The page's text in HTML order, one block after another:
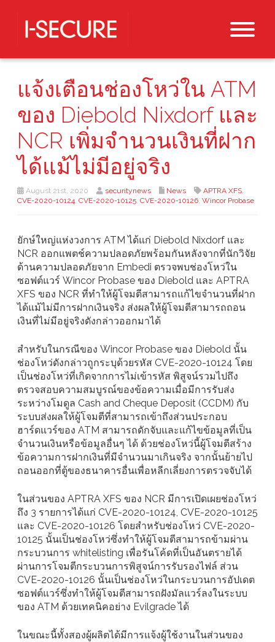
แจ้งเตือนช่องโหว่ใน ATM
ของ Diebold Nixdorf และ
NCR เพิ่มจำนวนเงินที่ฝาก
ได้แม้ไม่มีอยู่จริง
August 21st, 2020 securitynews News APTRA XFS,
CVE-2020-10124, CVE-2020-10125, CVE-2020-10126, Wincor Probase
ยักษ์ใหญ่แห่งวงการ ATM ได้แก่ Diebold Nixdorf และ
NCR ออกแพตช์ความปลอดภัยพร้อมกันหลังจากที่นักวิจัย
ด้านความปลอดภัยจาก Embedi ตรวจพบช่องโหว่ใน
ซอฟต์แวร์ Wincor Probase ของ Diebold และ APTRA
XFS ของ NCR ที่ทำให้ผู้โจมตีสามารถแก้ไขจำนวนที่ฝาก
ได้แม้ไม่มีการฝากเงินจริง ส่งผลให้ผู้โจมตีสามารถถอน
เงินที่ไม่มีอยู่จริงดังกล่าวออกมาได้
สำหรับในกรณีของ Wincor Probase ของ Diebold นั้น
ช่องโหว่ดังกล่าวถูกระบุด้วยรหัส CVE-2020-10124 โดย
เป็นช่องโหว่ที่เกิดจากการไม่เข้ารหัส พิสูจน์รวมไปถึง
ตรวจสอบความสมบูรณ์ของข้อความเมื่อมีการรับส่ง
ระหว่างโมดูล Cash and Cheque Deposit (CCDM) กับ
ระบบส่งผลให้ผู้โจมตีที่สามารถเข้าถึงส่วนประกอบ
ฮาร์ดแวร์ของ ATM สามารถดักจับและแก้ไขข้อมูลที่เป็น
จำนวนเงินหรือข้อมูลอื่นๆ ได้ ด้วยช่องโหว่นี้ผู้โจมตีสร้าง
ข้อความการฝากเงินที่มีจำนวนมาเกินจริง จากนั้นย้ายไป
ถอนออกที่ตู้ของธนาคารอื่นเพื่อหลีกเลี่ยงการตรวจจับได้
ในส่วนของ APTRA XFS ของ NCR มีการเปิดเผยช่องโหว่
ถึง 3 รายการได้แก่ CVE-2020-10124, CVE-2020-10125
และ CVE-2020-10126 โดยสำหรับช่องโหว่ CVE-2020-
10125 นั้นเป็นช่องโหว่ซึ่งทำให้ผู้โจมตีสามารถข้ามผ่าน
กระบวนการ whitelisting เพื่อรันโค้ดที่เป็นอันตรายได้
ผ่านการโจมตีกระบวนการพิสูจน์การรับรองไฟล์ ส่วน
CVE-2020-10126 นั้นเป็นช่องโหว่ในกระบวนการอัปเดต
ซอฟต์แวร์ซึ่งทำให้ผู้โจมตีสามารถฝังมัลแวร์ลงในระบบ
ของ ATM ด้วยเทคนิคอย่าง Evilgrade ได้
ในขณะนี้ทั้งสองผู้ผลิตได้มีการแจ้งผู้ใช้งานในส่วนของ